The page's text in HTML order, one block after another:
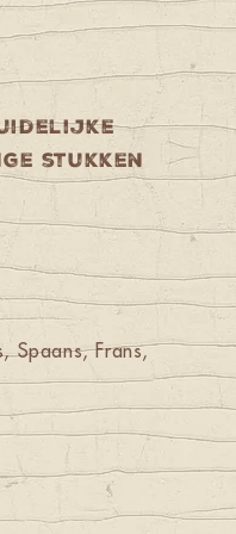
stukken
Spaans, Frans,